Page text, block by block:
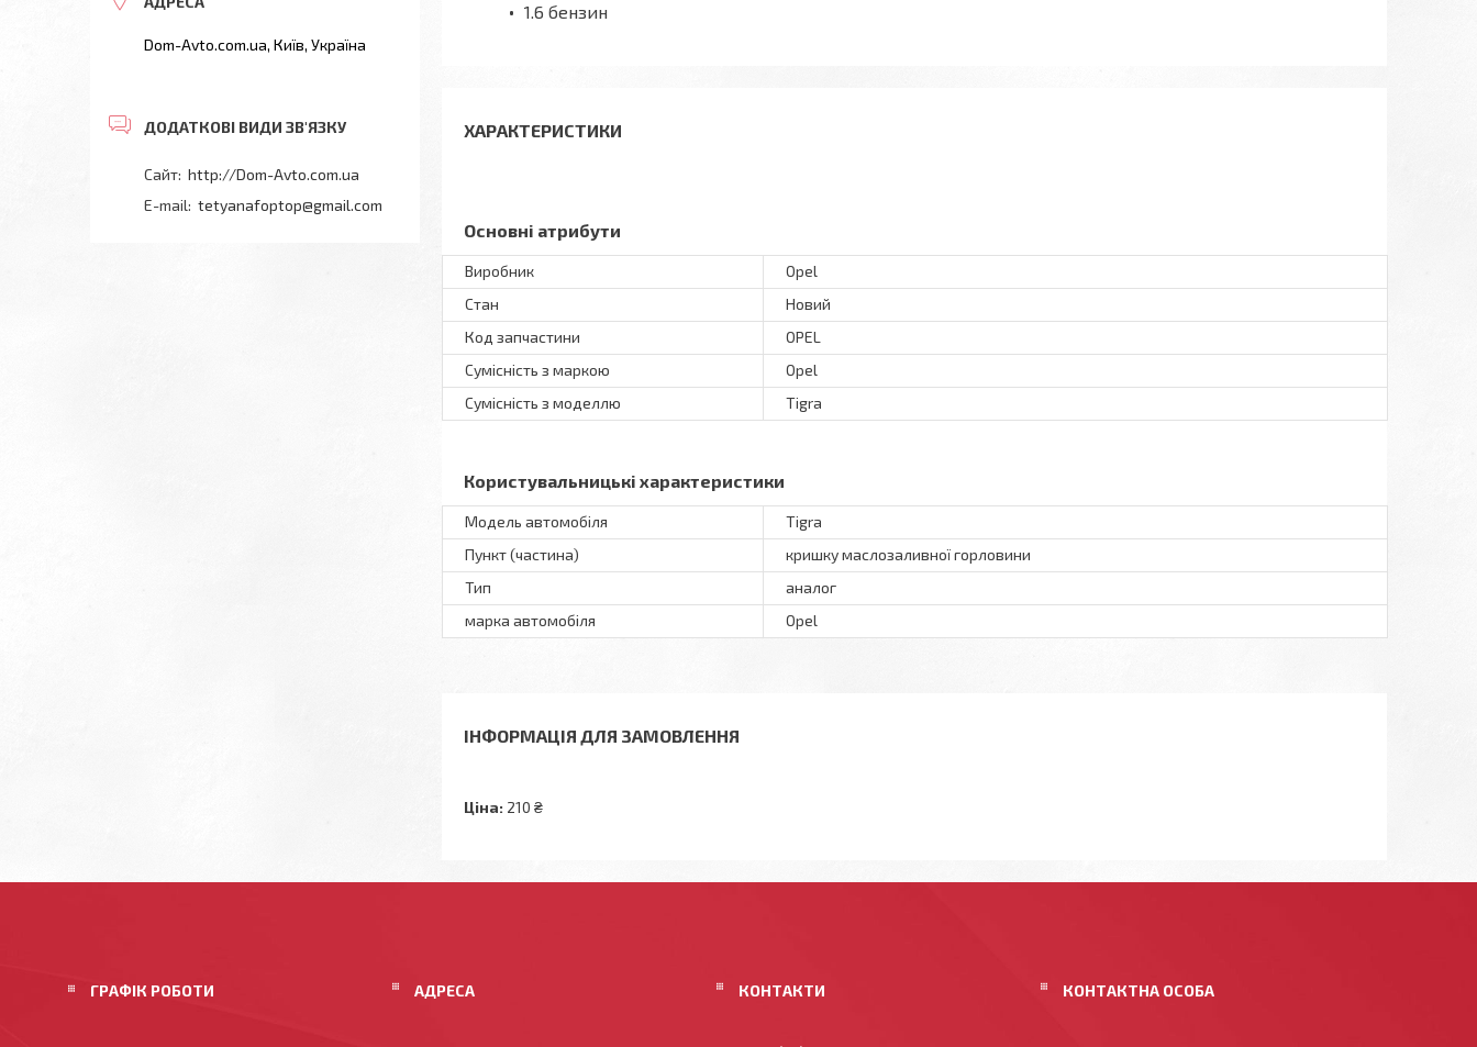
1.6 бензин
ХАРАКТЕРИСТИКИ
Основні атрибути
Виробник
Opel
Стан
Новий
Код запчастини
OPEL
Сумісність з маркою
Opel
Сумісність з моделлю
Tigra
Користувальницькі характеристики
Модель автомобіля
Tigra
Пункт (частина)
кришку маслозаливної горловини
Тип
аналог
марка автомобіля
Opel
ІНФОРМАЦІЯ ДЛЯ ЗАМОВЛЕННЯ
Ціна: 210 ₴
Dom-Avto.com.ua, Київ, Україна
http://Dom-Avto.com.ua
tetyanafoptop@gmail.com
ГРАФІК РОБОТИ